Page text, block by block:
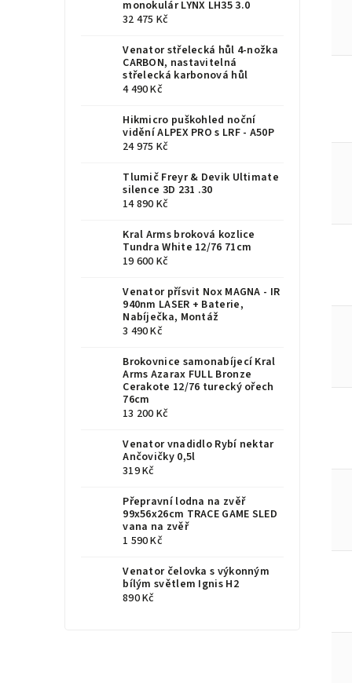
monokulár LYNX LH35 3.0
32 475 Kč
Venator střelecká hůl 4-nožka
CARBON, nastavitelná
střelecká karbonová hůl
4 490 Kč
Hikmicro puškohled noční
vidění ALPEX PRO s LRF - A50P
24 975 Kč
Tlumič Freyr & Devik Ultimate
silence 3D 231 .30
14 890 Kč
Kral Arms broková kozlice
Tundra White 12/76 71cm
19 600 Kč
Venator přísvit Nox MAGNA - IR
940nm LASER + Baterie,
Nabíječka, Montáž
3 490 Kč
Brokovnice samonabíjecí Kral
Arms Azarax FULL Bronze
Cerakote 12/76 turecký ořech
76cm
13 200 Kč
Venator vnadidlo Rybí nektar
Ančovičky 0,5l
319 Kč
Přepravní lodna na zvěř
99x56x26cm TRACE GAME SLED
vana na zvěř
1 590 Kč
Venator čelovka s výkonným
bílým světlem Ignis H2
890 Kč